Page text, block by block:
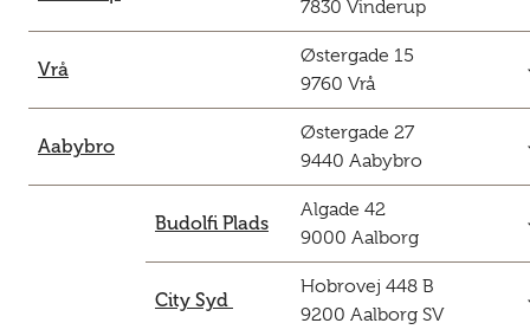
7830 Vinderup
Vrå
Østergade 15
9760 Vrå
Aabybro
Østergade 27
9440 Aabybro
Budolfi Plads
Algade 42
9000 Aalborg
City Syd
Hobrovej 448 B
9200 Aalborg SV